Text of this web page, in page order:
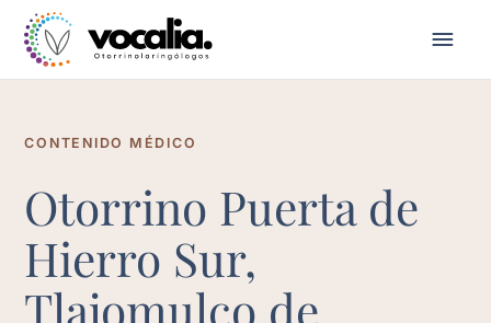
CONTENIDO MÉDICO
Otorrino Puerta de
Hierro Sur,
Tlajomulco de